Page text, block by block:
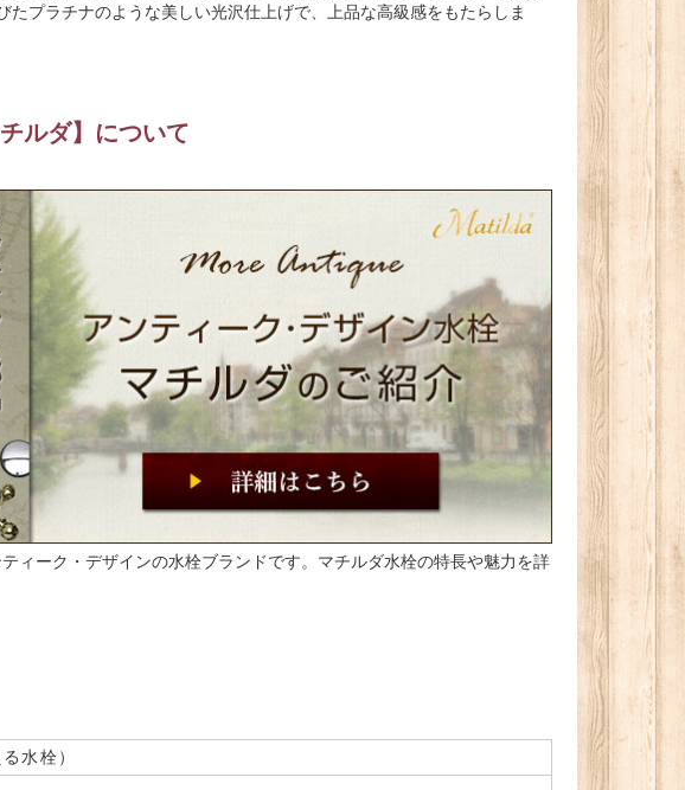
プラチナのような美しい光沢仕上げで、上品な高級感をもたらしま
ルダ】について
ィーク・デザインの水栓ブランドです。マチルダ水栓の特長や魅力を詳
水栓）